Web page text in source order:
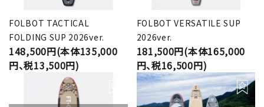
FOLBOT TACTICAL
FOLDING SUP 2026ver.
148,500円(本体135,000
円、税13,500円)
FOLBOT VERSATILE SUP
2026ver.
181,500円(本体165,000
円、税16,500円)